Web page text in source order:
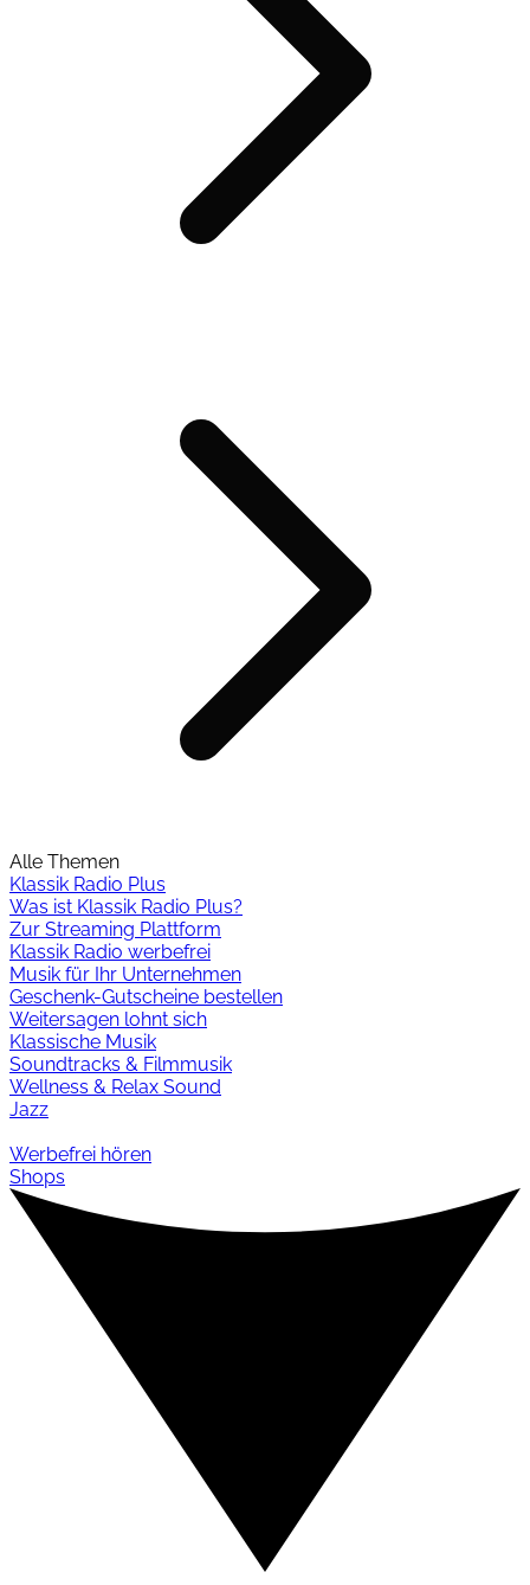
Alle Themen
Klassik Radio Plus
Was ist Klassik Radio Plus?
Zur Streaming Plattform
Klassik Radio werbefrei
Musik für Ihr Unternehmen
Geschenk-Gutscheine bestellen
Weitersagen lohnt sich
Klassische Musik
Soundtracks & Filmmusik
Wellness & Relax Sound
Jazz
Werbefrei hören
Shops